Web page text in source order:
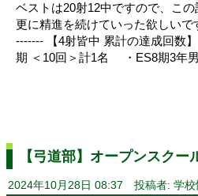
ベストは20射12中ですので、こ
更に精進を続けていった欲しい
------- 【4射皆中 累計の達成回
期 ＜10回＞計1名 ・ES8期3年
【弓道部】オープンスクー
2024年10月28日 08:37 投稿者: 学